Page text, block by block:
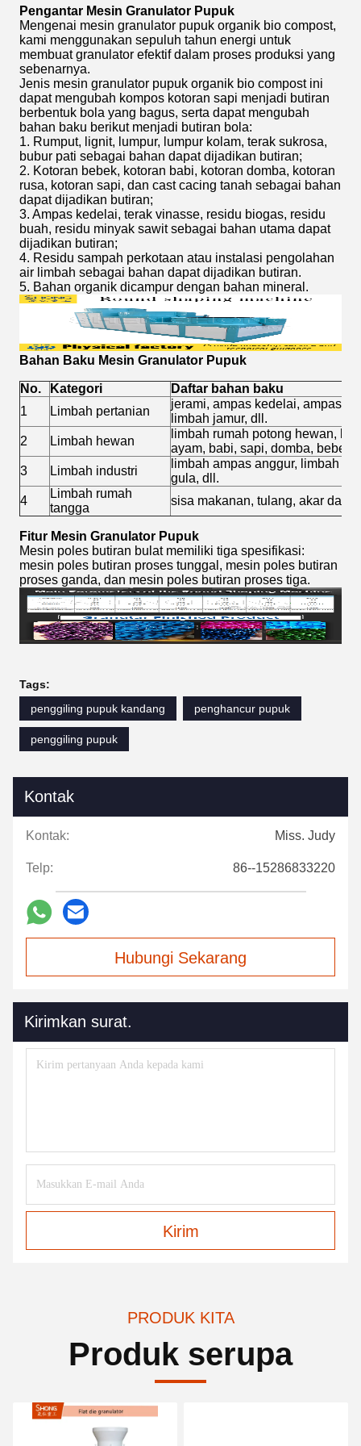
Pengantar Mesin Granulator Pupuk
Mengenai mesin granulator pupuk organik bio compost,
kami menggunakan sepuluh tahun energi untuk
membuat granulator efektif dalam proses produksi yang
sebenarnya.
Jenis mesin granulator pupuk organik bio compost ini
dapat mengubah kompos kotoran sapi menjadi butiran
berbentuk bola yang bagus, serta dapat mengubah
bahan baku berikut menjadi butiran bola:
1. Rumput, lignit, lumpur, lumpur kolam, terak sukrosa,
bubur pati sebagai bahan dapat dijadikan butiran;
2. Kotoran bebek, kotoran babi, kotoran domba, kotoran
rusa, kotoran sapi, dan cast cacing tanah sebagai bahan
dapat dijadikan butiran;
3. Ampas kedelai, terak vinasse, residu biogas, residu
buah, residu minyak sawit sebagai bahan utama dapat
dijadikan butiran;
4. Residu sampah perkotaan atau instalasi pengolahan
air limbah sebagai bahan dapat dijadikan butiran.
5. Bahan organik dicampur dengan bahan mineral.
Bahan Baku Mesin Granulator Pupuk
No. Kategori
Daftar bahan baku
1
Limbah pertanian
jerami, ampas kedelai, ampas
limbah jamur, dll.
2
Limbah hewan
limbah rumah potong hewan,
ayam, babi, sapi, domba, bebek,
3
Limbah industri
limbah ampas anggur, limbah
gula, dll.
4
Limbah rumah
tangga
sisa makanan, tulang, akar dan
Fitur Mesin Granulator Pupuk
Mesin poles butiran bulat memiliki tiga spesifikasi:
mesin poles butiran proses tunggal, mesin poles butiran
proses ganda, dan mesin poles butiran proses tiga.
Tags:
penggiling pupuk kandang
penghancur pupuk
penggiling pupuk
Kontak
Kontak: Miss. Judy
Telp: 86--15286833220
Hubungi Sekarang
Kirimkan surat.
Kirim
PRODUK KITA
Produk serupa